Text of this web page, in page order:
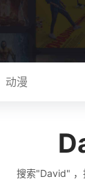
搜索"David" ，